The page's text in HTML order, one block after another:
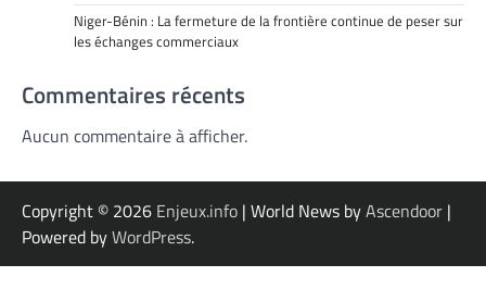
Niger-Bénin : La fermeture de la frontière continue de peser sur
les échanges commerciaux
Commentaires récents
Aucun commentaire à afficher.
Copyright © 2026 Enjeux.info | World News byAscendoor |
Powered byWordPress.